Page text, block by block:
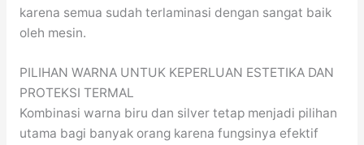
karena semua sudah terlaminasi dengan sangat baik
oleh mesin.
PILIHAN WARNA UNTUK KEPERLUAN ESTETIKA DAN
PROTEKSI TERMAL
Kombinasi warna biru dan silver tetap menjadi pilihan
utama bagi banyak orang karena fungsinya efektif